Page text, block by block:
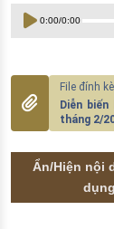
0:00/0:00
Diễn
tháng 2/
Ẩn/Hiện nội